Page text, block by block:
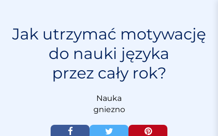
Jak utrzymać motywację
do nauki języka
przez cały rok?
Nauka
gniezno